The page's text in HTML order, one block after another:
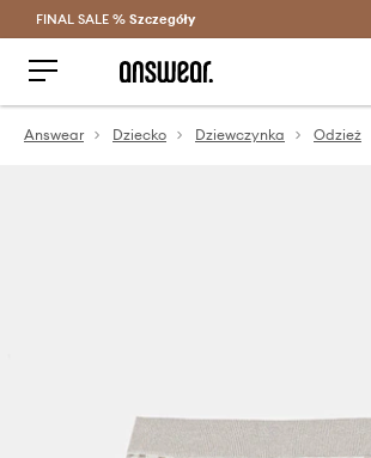
Oszczędzaj z Answear Club >
FINAL SALE % Szczegóły
Answear Dziecko Dziewczynka Odzież